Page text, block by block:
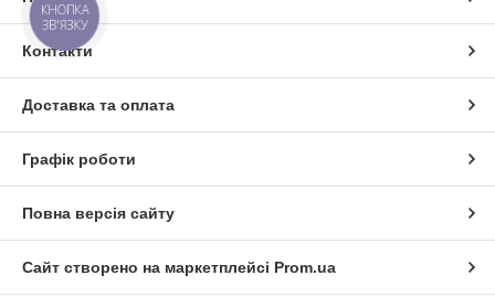
Контакти
Доставка та оплата
Графік роботи
Повна версія сайту
Сайт створено на маркетплейсі Prom.ua
КНОПКА
ЗВ'ЯЗКУ